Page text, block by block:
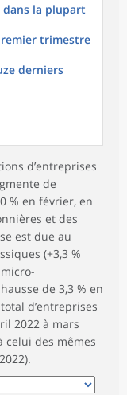
dans la plupart
trimestre
derniers
d’entreprises
de
% en février, en
et des
est due au
(+3,3 %
de 3,3 % en
d’entreprises
2022 à mars
celui des mêmes